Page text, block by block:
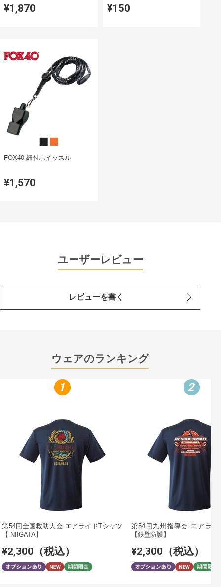
¥1,870 ¥150
FOX40 紐付ホイッスル
¥1,570
ユーザーレビュー
レビューを書く
ウェアのランキング
1
第54回全国救助大会 エアライドTシャツ
【 NIIGATA】
¥2,300（税込）
2
第54回九州指導会 エアライ
【鉄壁防護】
¥2,300（税込）